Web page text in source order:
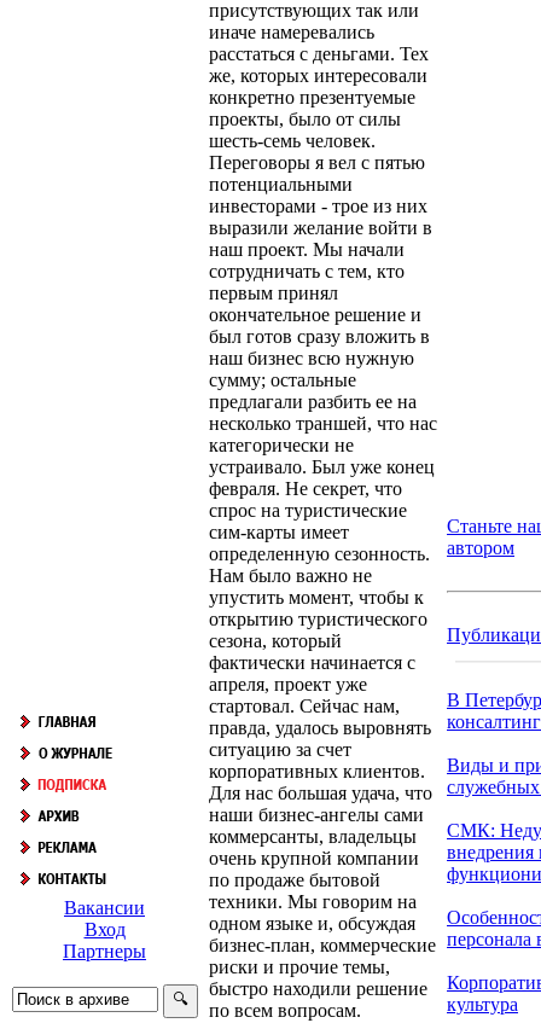
Вакансии
Вход
Партнеры
присутствующих так или
иначе намеревались
расстаться с деньгами. Тех
же, которых интересовали
конкретно презентуемые
проекты, было от силы
шесть-семь человек.
Переговоры я вел с пятью
потенциальными
инвесторами - трое из них
выразили желание войти в
наш проект. Мы начали
сотрудничать с тем, кто
первым принял
окончательное решение и
был готов сразу вложить в
наш бизнес всю нужную
сумму; остальные
предлагали разбить ее на
несколько траншей, что нас
категорически не
устраивало. Был уже конец
февраля. Не секрет, что
спрос на туристические
сим-карты имеет
определенную сезонность.
Нам было важно не
упустить момент, чтобы к
открытию туристического
сезона, который
фактически начинается с
апреля, проект уже
стартовал. Сейчас нам,
правда, удалось выровнять
ситуацию за счет
корпоративных клиентов.
Для нас большая удача, что
наши бизнес-ангелы сами
коммерсанты, владельцы
очень крупной компании
по продаже бытовой
техники. Мы говорим на
одном языке и, обсуждая
бизнес-план, коммерческие
риски и прочие темы,
быстро находили решение
по всем вопросам.
Станьте
автором
В
Виды и
СМК:
внедрения
персонала
культура